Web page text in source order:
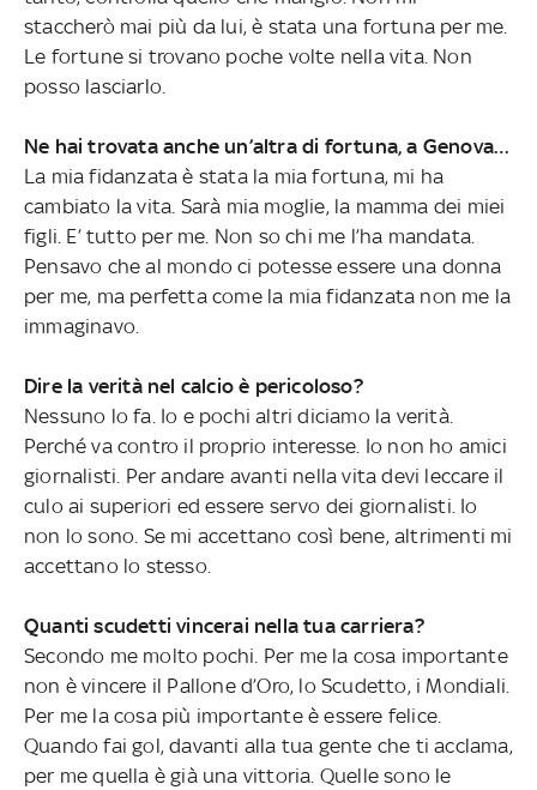
staccherò mai più da lui, è stata una fortuna per me.
Le fortune si trovano poche volte nella vita. Non
posso lasciarlo.
Ne hai trovata anche un’altra di fortuna, a Genova…
La mia fidanzata è stata la mia fortuna, mi ha
cambiato la vita. Sarà mia moglie, la mamma dei miei
figli. E’ tutto per me. Non so chi me l’ha mandata.
Pensavo che al mondo ci potesse essere una donna
per me, ma perfetta come la mia fidanzata non me la
immaginavo.
Dire la verità nel calcio è pericoloso?
Nessuno lo fa. Io e pochi altri diciamo la verità.
Perché va contro il proprio interesse. Io non ho amici
giornalisti. Per andare avanti nella vita devi leccare il
culo ai superiori ed essere servo dei giornalisti. Io
non lo sono. Se mi accettano così bene, altrimenti mi
accettano lo stesso.
Quanti scudetti vincerai nella tua carriera?
Secondo me molto pochi. Per me la cosa importante
non è vincere il Pallone d’Oro, lo Scudetto, i Mondiali.
Per me la cosa più importante è essere felice.
Quando fai gol, davanti alla tua gente che ti acclama,
per me quella è già una vittoria. Quelle sono le